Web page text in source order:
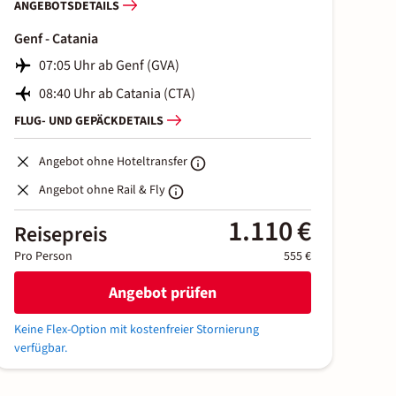
ANGEBOTSDETAILS
Genf - Catania
07:05 Uhr ab Genf (GVA)
08:40 Uhr ab Catania (CTA)
FLUG- UND GEPÄCKDETAILS
Angebot ohne Hoteltransfer
Angebot ohne Rail & Fly
Reisepreis 1.110 €
Pro Person 555 €
Angebot prüfen
Keine Flex-Option mit kostenfreier Stornierung
verfügbar.